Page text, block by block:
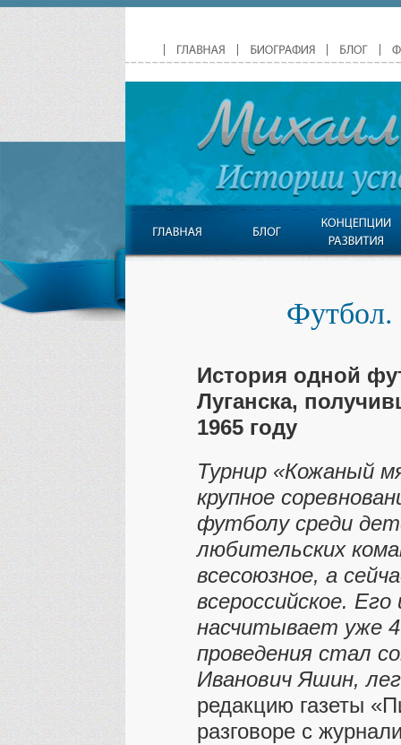
История одной
Луганска,
1965 году
Турнир «Кожаный
крупное
футболу среди
любительских
всесоюзное, а
всероссийское.
насчитывает уже
проведения стал
Иванович Яшин,
редакцию газеты
разговоре с